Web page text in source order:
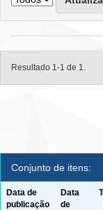
Resultado 1-1 de 1.
Conjunto de itens:
Data de
publicação
Data
de